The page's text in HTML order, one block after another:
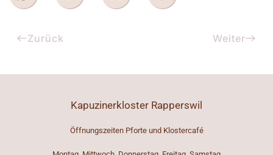
Zurück Weiter
Kapuzinerkloster Rapperswil
Öffnungszeiten Pforte und Klostercafé